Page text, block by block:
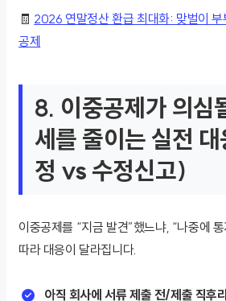
🧾 2026 연말정산 환급 최대화: 맞벌이 부
공제
8. 이중공제가 의심
세를 줄이는 실전
정 vs 수정신고)
이중공제를 “지금 발견”했느냐, “나중에
따라 대응이 달라집니다.
아직 회사에 서류 제출 전/제출 직후